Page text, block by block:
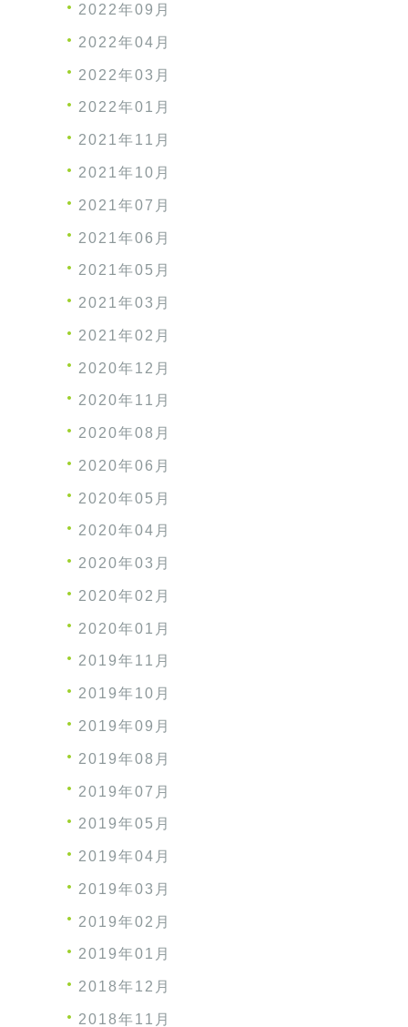
2022年09月
2022年04月
2022年03月
2022年01月
2021年11月
2021年10月
2021年07月
2021年06月
2021年05月
2021年03月
2021年02月
2020年12月
2020年11月
2020年08月
2020年06月
2020年05月
2020年04月
2020年03月
2020年02月
2020年01月
2019年11月
2019年10月
2019年09月
2019年08月
2019年07月
2019年05月
2019年04月
2019年03月
2019年02月
2019年01月
2018年12月
2018年11月